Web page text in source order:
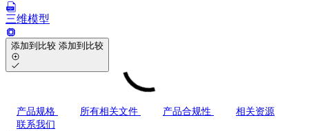
三维模型
添加到比较 添加到比较
产品规格 所有相关文件 产品合规性
相关资源
联系我们